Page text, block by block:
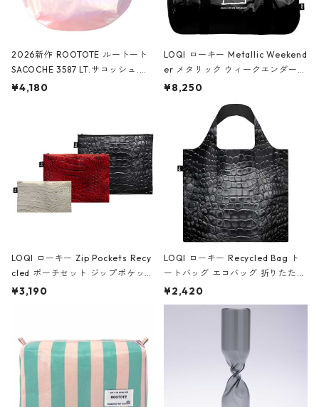
2026新作 ROOTOTE ルートート
SACOCHE 3587 LT.サコッシュ.ル
ミエ-B ショルダーバッグ グロスピ
¥4,180
LOQI ローキー Metallic Weekend
er メタリック ウィークエンダー
ボストンバッグ ショルダーバッグ
Black ジャン=ミッシェル・バスキ
ア/クラウン ブラック
¥8,250
LOQI ローキー Zip Pockets Recy
cled ポーチセット ジップポケット
ファスナーポーチ 撥水加工 トラベ
ーガンディー、オフホワイト
¥3,190
LOQI ローキー Recycled Bag ト
ートバッグ エコバッグ 折りたたみ
大きめ 撥水加工 収納ポーチ CRO
CODILE/Black クロコダイル/ブラ
¥2,420